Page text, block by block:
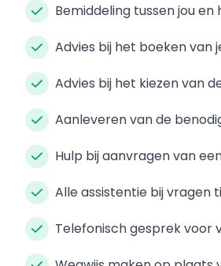
Bemiddeling tussen jou
Advies bij het boeken van
Advies bij het kiezen van
Aanleveren van de
Hulp bij aanvragen van
Alle assistentie bij vragen
Telefonisch gesprek